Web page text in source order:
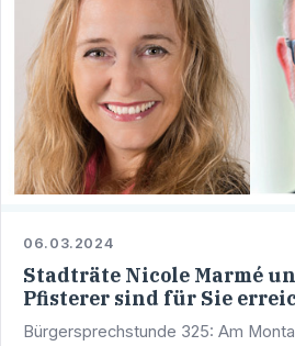
06.03.2024
Stadträte Nicole Marmé
Pfisterer sind für Sie
Bürgersprechstunde 325: Am